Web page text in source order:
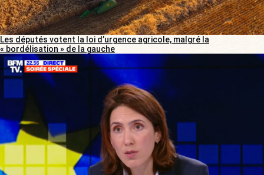
Les députés votent la loi d’urgence agricole, malgré la
« bordélisation » de la gauche